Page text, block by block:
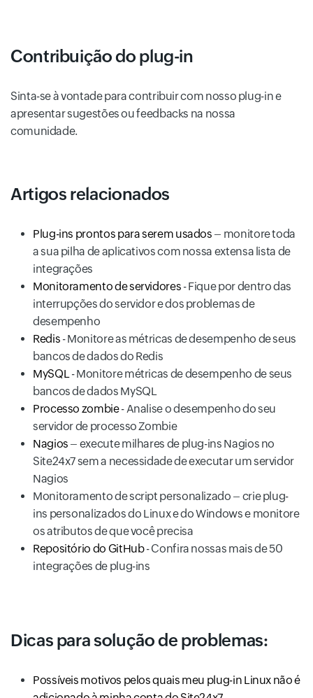
Contribuição do plug-in
Sinta-se à vontade para contribuir com nosso plug-in e
apresentar sugestões ou feedbacks na nossa
comunidade.
Artigos relacionados
Plug-ins prontos para serem usados – monitore toda
a sua pilha de aplicativos com nossa extensa lista de
integrações
Monitoramento de servidores - Fique por dentro das
interrupções do servidor e dos problemas de
desempenho
Redis - Monitore as métricas de desempenho de seus
bancos de dados do Redis
MySQL - Monitore métricas de desempenho de seus
bancos de dados MySQL
Processo zombie- Analise o desempenho do seu
servidor de processo Zombie
Nagios – execute milhares de plug-ins Nagios no
Site24x7 sem a necessidade de executar um servidor
Nagios
Monitoramento de script personalizado – crie plug-
ins personalizados do Linux e do Windows e monitore
os atributos de que você precisa
Repositório do GitHub- Confira nossas mais de 50
integrações de plug-ins
Dicas para solução de problemas:
Possíveis motivos pelos quais meu plug-in Linux não é